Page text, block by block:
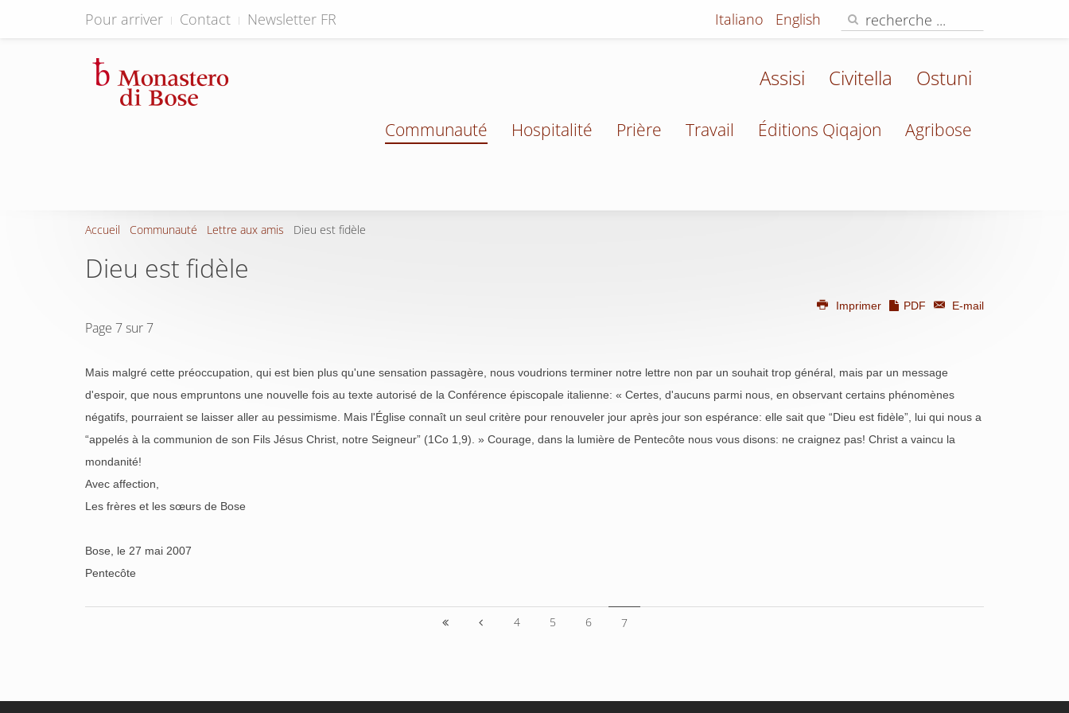
Pour arriver Contact Newsletter FR Italiano English
Assisi Civitella Ostuni
Communauté Hospitalité Prière Travail Éditions Qiqajon Agribose
Accueil Communauté Lettre aux amis Dieu est fidèle
Dieu est fidèle
Imprimer PDF E-mail
Page 7 sur 7
Mais malgré cette préoccupation, qui est bien plus qu'une sensation passagère, nous voudrions terminer notre lettre non par un souhait trop général, mais par un message
d'espoir, que nous empruntons une nouvelle fois au texte autorisé de la Conférence épiscopale italienne: « Certes, d'aucuns parmi nous, en observant certains phénomènes
négatifs, pourraient se laisser aller au pessimisme. Mais l'Église connaît un seul critère pour renouveler jour après jour son espérance: elle sait que “Dieu est fidèle”, lui qui nous a
“appelés à la communion de son Fils Jésus Christ, notre Seigneur” (1Co 1,9). » Courage, dans la lumière de Pentecôte nous vous disons: ne craignez pas! Christ a vaincu la
mondanité!
Avec affection,
Les frères et les sœurs de Bose
Bose, le 27 mai 2007
Pentecôte
4 5 6 7